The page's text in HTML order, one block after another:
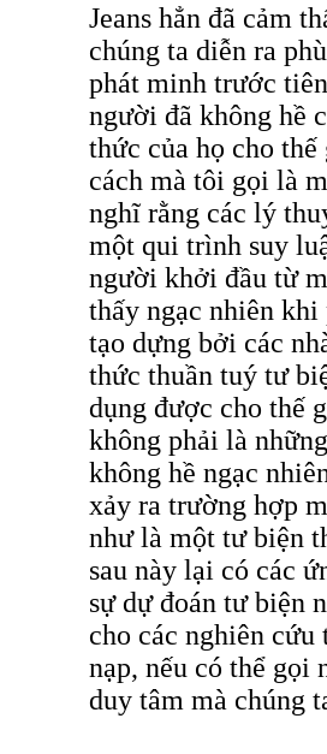
Jeans hẳn đã cảm
chúng ta diễn ra
phát minh trước
người đã không hề
thức của họ cho
cách mà tôi gọi là
nghĩ rằng các lý
một qui trình suy
người khởi đầu từ
thấy ngạc nhiên
tạo dựng bởi các
thức thuần tuý tư
dụng được cho thế
không phải là
không hề ngạc
xảy ra trường hợp
như là một tư biện
sau này lại có các
sự dự đoán tư biện
cho các nghiên
nạp, nếu có thể gọi
duy tâm mà chúng